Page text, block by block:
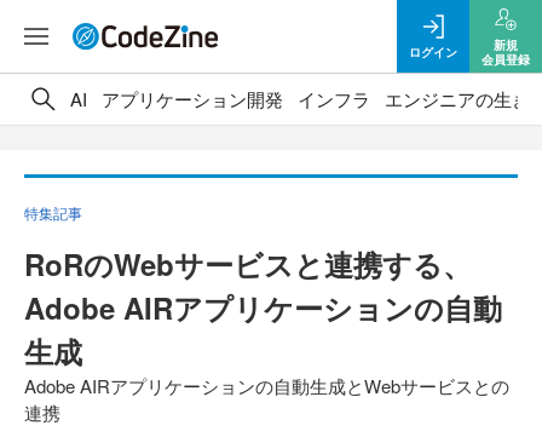
ログイン
新規
会員登録
AI アプリケーション開発 インフラ エンジニアの生き
特集記事
RoRのWebサービスと連携する、
Adobe AIRアプリケーションの自動
生成
Adobe AIRアプリケーションの自動生成とWebサービスとの
連携